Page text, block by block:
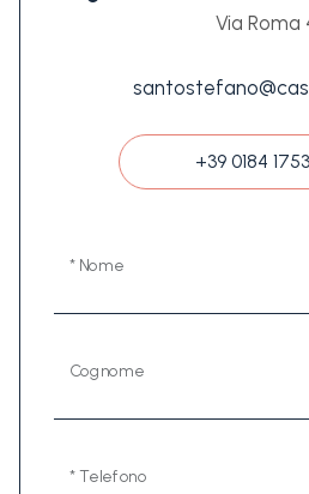
Via Roma
+39 0184
* Nome
Cognome
* Telefono